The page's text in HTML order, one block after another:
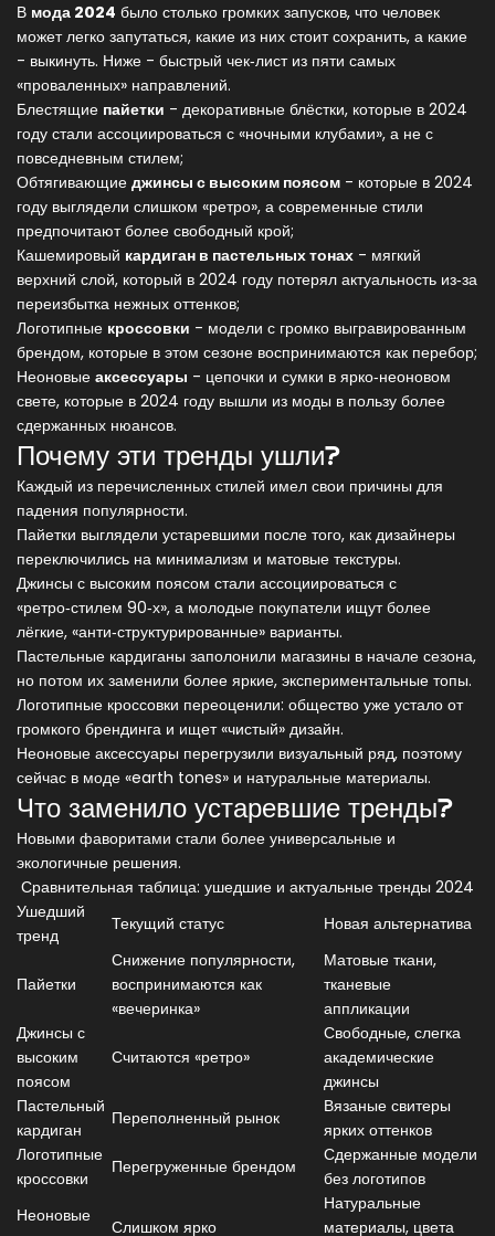
В мода 2024 было столько громких запусков, что человек
может легко запутаться, какие из них стоит сохранить, а какие
- выкинуть. Ниже - быстрый чек‑лист из пяти самых
«проваленных» направлений.
Блестящие пайетки - декоративные блёстки, которые в 2024
году стали ассоциироваться с «ночными клубами», а не с
повседневным стилем;
Обтягивающие джинсы с высоким поясом - которые в 2024
году выглядели слишком «ретро», а современные стили
предпочитают более свободный крой;
Кашемировый кардиган в пастельных тонах - мягкий
верхний слой, который в 2024 году потерял актуальность из‑за
переизбытка нежных оттенков;
Логотипные кроссовки - модели с громко выгравированным
брендом, которые в этом сезоне воспринимаются как перебор;
Неоновые аксессуары - цепочки и сумки в ярко‑неоновом
свете, которые в 2024 году вышли из моды в пользу более
сдержанных нюансов.
Почему эти тренды ушли?
Каждый из перечисленных стилей имел свои причины для
падения популярности.
Пайетки выглядели устаревшими после того, как дизайнеры
переключились на минимализм и матовые текстуры.
Джинсы с высоким поясом стали ассоциироваться с
«ретро‑стилем 90‑х», а молодые покупатели ищут более
лёгкие, «анти‑структурированные» варианты.
Пастельные кардиганы заполонили магазины в начале сезона,
но потом их заменили более яркие, экспериментальные топы.
Логотипные кроссовки переоценили: общество уже устало от
громкого брендинга и ищет «чистый» дизайн.
Неоновые аксессуары перегрузили визуальный ряд, поэтому
сейчас в моде «earth tones» и натуральные материалы.
Что заменило устаревшие тренды?
Новыми фаворитами стали более универсальные и
экологичные решения.
Сравнительная таблица: ушедшие и актуальные тренды 2024
Ушедший
тренд
Текущий статус Новая альтернатива
Пайетки
Снижение популярности,
воспринимаются как
«вечеринка»
Матовые ткани,
тканевые
аппликации
Джинсы с
высоким
поясом
Считаются «ретро»
Свободные, слегка
академические
джинсы
Пастельный
кардиган
Переполненный рынок
Вязаные свитеры
ярких оттенков
Логотипные
кроссовки
Перегруженные брендом
Сдержанные модели
без логотипов
Неоновые
Слишком ярко
Натуральные
материалы, цвета